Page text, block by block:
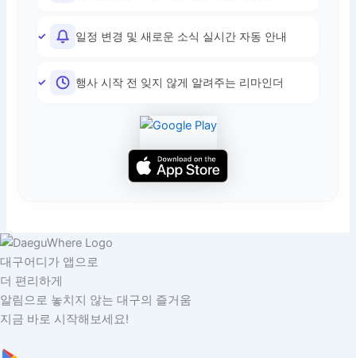
일정 변경 및 새로운 소식 실시간 자동 안내
행사 시작 전 잊지 않게 알려주는 리마인더
대구어디가 앱으로
더 편리하게
알림으로 놓치지 않는 대구의 즐거움
지금 바로 시작해보세요!